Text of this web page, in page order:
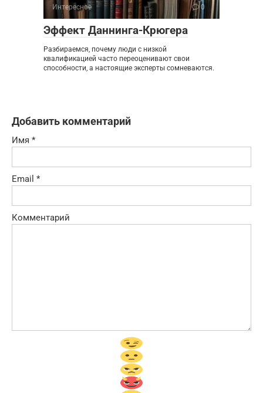
Интересное 0
Эффект Даннинга-Крюгера
Разбираемся, почему люди с низкой
квалификацией часто переоценивают свои
способности, а настоящие эксперты сомневаются.
Добавить комментарий
Имя *
Email *
Комментарий